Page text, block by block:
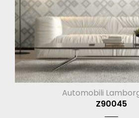
Automobili
Z90045